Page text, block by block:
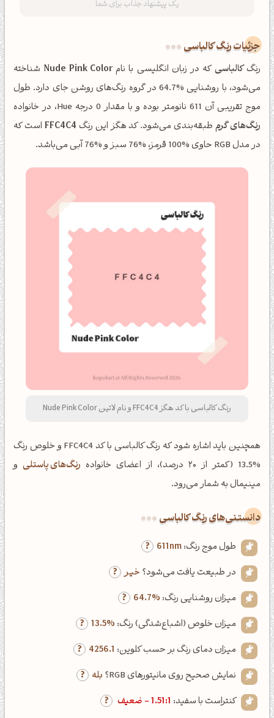
جزئیات رنگ کالباسی
رنگکالباسیکه در زبان انگلیسی با نامNude Pink Color شناخته
می‌شود، با روشنایی %64.7 در گروه رنگ‌های روشن جای دارد. طول
موج تقریبی آن 611 نانومتر بوده و با مقدار 0 درجه Hue، در خانواده
رنگ‌های گرمطبقه‌بندی می‌شود. کد هگز این رنگ FFC4C4 است که
در مدل RGB حاوی %100 قرمز، %76 سبز و %76 آبی می‌باشد.
رنگ کالباسی با کد هگز FFC4C4 و نام لاتین Nude Pink Color
همچنین باید اشاره شود که رنگ کالباسی با کد FFC4C4 و خلوص رنگ
%13.5 (کمتر از ۲۰ درصد)، از اعضای خانواده
رنگ‌های پاستلی و
مینیمال به شمار می‌رود.
دانستنی‌های رنگ کالباسی
طول موج رنگ:611nm
در طبیعت یافت می‌شود؟ خیر
میزان روشنایی رنگ: 64.7%
میزان خلوص (اشباع‌شدگی) رنگ: 13.5%
میزان دمای رنگ بر حسب کلوین: 4256.1
نمایش صحیح روی مانیتورهای RGB؟
بله
کنتراست با سفید: 1.51:1 - ضعیف